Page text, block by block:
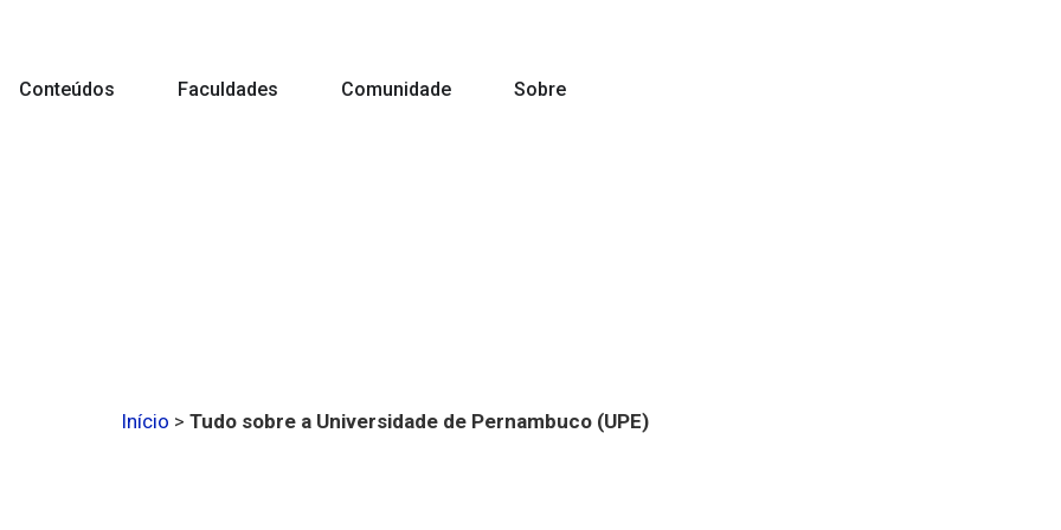
Conteúdos Faculdades Comunidade Sobre
Início > Tudo sobre a Universidade de Pernambuco (UPE)